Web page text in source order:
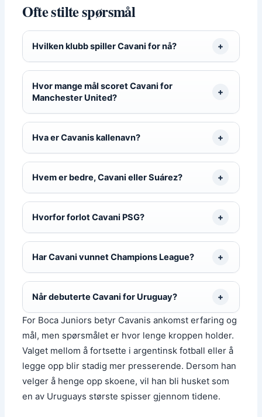
Ofte stilte spørsmål
Hvilken klubb spiller Cavani for nå?
Hvor mange mål scoret Cavani for
Manchester United?
Hva er Cavanis kallenavn?
Hvem er bedre, Cavani eller Suárez?
Hvorfor forlot Cavani PSG?
Har Cavani vunnet Champions League?
Når debuterte Cavani for Uruguay?
For Boca Juniors betyr Cavanis ankomst erfaring og
mål, men spørsmålet er hvor lenge kroppen holder.
Valget mellom å fortsette i argentinsk fotball eller å
legge opp blir stadig mer presserende. Dersom han
velger å henge opp skoene, vil han bli husket som
en av Uruguays største spisser gjennom tidene.